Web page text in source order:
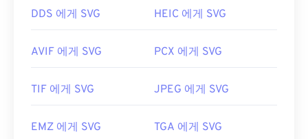
는 등 벡터 파일로 변환하려면SVG to JPG
최초 출시:2001년 9월 4일
DDS 에게 SVG HEIC 에게 SVG
AVIF 에게 SVG PCX 에게 SVG
TIF 에게 SVG JPEG 에게 SVG
EMZ 에게 SVG TGA 에게 SVG